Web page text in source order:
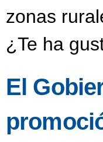
zonas
¿Te ha
El